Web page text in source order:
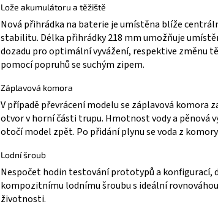
Lože akumulátoru a těžiště
Nová přihrádka na baterie je umístěna blíže
stabilitu. Délka přihrádky 218 mm umožňuje
dozadu pro optimální vyvážení, respektive změnu
pomocí popruhů se suchým zipem.
Záplavová komora
V případě převrácení modelu se záplavová komora
otvor v horní části trupu. Hmotnost vody a pěnová
otočí model zpět. Po přidání plynu se voda z
Lodní šroub
Nespočet hodin testování prototypů a konfigurací,
kompozitnímu lodnímu šroubu s ideální
životnosti.